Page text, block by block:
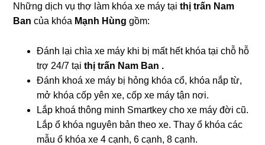
Những dịch vụ thợ làm khóa xe máy tạithị trấn Nam
Bancủa khóa Mạnh Hùng gồm:
Đánh lại chìa xe máy khi bị mất hết khóa tại chỗ hỗ
trợ 24/7 tạithị trấn Nam Ban .
Đánh khoá xe máy bị hỏng khóa cổ, khóa nắp từ,
mở khóa cốp yên xe, cốp xe máy tận nơi.
Lắp khoá thông minh Smartkey cho xe máy đời cũ.
Lắp ổ khóa nguyên bản theo xe. Thay ổ khóa các
mẫu ổ khóa xe 4 cạnh, 6 cạnh, 8 cạnh.